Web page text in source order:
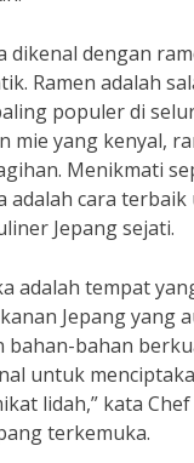
dikenal dengan
Ramen adalah
populer di
mie yang kenyal,
Menikmati
adalah cara
Jepang sejati.
adalah tempat
Jepang yang
bahan-bahan
untuk
lidah,” kata
terkemuka.